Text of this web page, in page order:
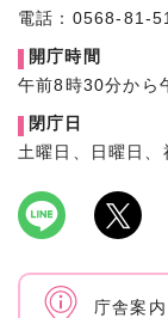
電話：0568-81-
開庁時間
午前8時30分から
閉庁日
土曜日、日曜日
庁舎案内